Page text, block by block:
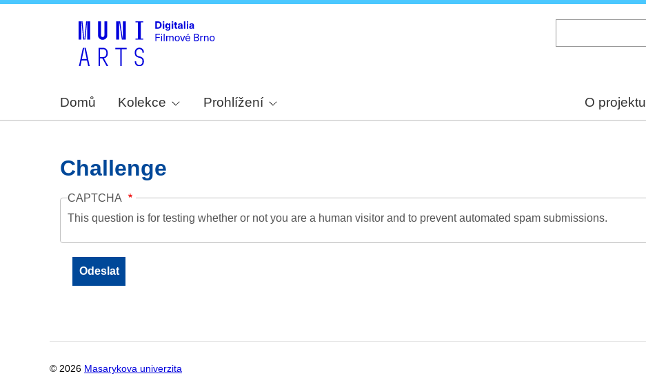
Domů Kolekce Prohlížení O projektu
Challenge
CAPTCHA
This question is for testing whether or not you are a human visitor and to prevent automated spam submissions.
© 2026 Masarykova univerzita